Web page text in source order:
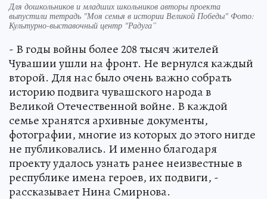
Для дошкольников и младших школьников авторы проекта
выпустили тетрадь "Моя семья в истории Великой Победы" Фото:
Культурно-выставочный центр "Радуга”
- В годы войны более 208 тысяч жителей
Чувашии ушли на фронт. Не вернулся каждый
второй. Для нас было очень важно собрать
историю подвига чувашского народа в
Великой Отечественной войне. В каждой
семье хранятся архивные документы,
фотографии, многие из которых до этого нигде
не публиковались. И именно благодаря
проекту удалось узнать ранее неизвестные в
республике имена героев, их подвиги, -
рассказывает Нина Смирнова.